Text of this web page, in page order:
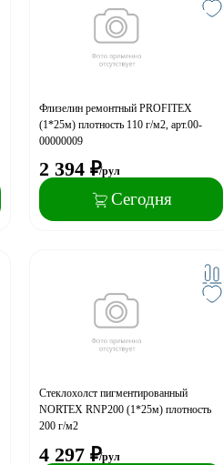
Флизелин ремонтный PROFITEX
(1*25м) плотность 110 г/м2, арт.00-
00000009
2 394 ₽/рул
Сегодня
Стеклохолст пигментированный
NORTEX RNP200 (1*25м) плотность
200 г/м2
4 297 ₽/рул